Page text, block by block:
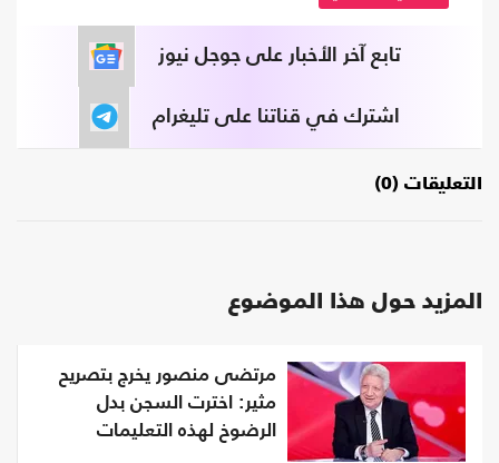
تابع آخر الأخبار على جوجل نيوز
اشترك في قناتنا على تليغرام
التعليقات (0)
المزيد حول هذا الموضوع
مرتضى منصور يخرج بتصريح
مثير: اخترت السجن بدل
الرضوخ لهذه التعليمات